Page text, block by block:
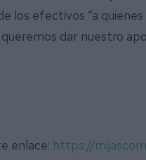
los efectivos “a
dar nuestro
enlace: https://